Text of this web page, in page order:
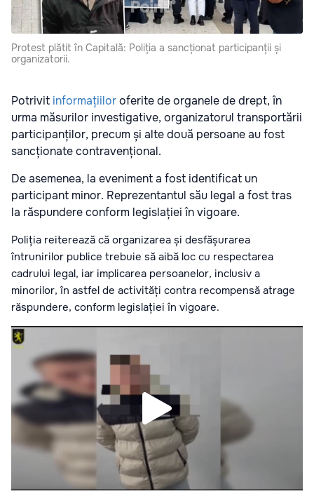
Protest plătit în Capitală: Poliția a sancționat participanții și
organizatorii.
Potrivit informațiiloroferite de organele de drept, în
urma măsurilor investigative, organizatorul transportării
participanților, precum și alte două persoane au fost
sancționate contravențional.
De asemenea, la eveniment a fost identificat un
participant minor. Reprezentantul său legal a fost tras
la răspundere conform legislației în vigoare.
Poliția reiterează că organizarea și desfășurarea
întrunirilor publice trebuie să aibă loc cu respectarea
cadrului legal, iar implicarea persoanelor, inclusiv a
minorilor, în astfel de activități contra recompensă atrage
răspundere, conform legislației în vigoare.